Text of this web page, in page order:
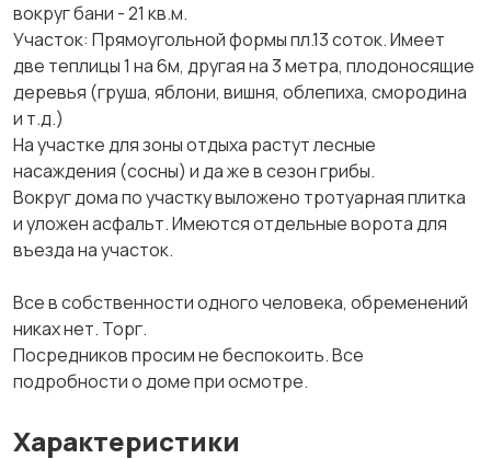
вокруг бани - 21 кв.м.
Участок: Прямоугольной формы пл.13 соток. Имеет
две теплицы 1 на 6м, другая на 3 метра, плодоносящие
деревья (груша, яблони, вишня, облепиха, смородина
и т.д.)
На участке для зоны отдыха растут лесные
насаждения (сосны) и да же в сезон грибы.
Вокруг дома по участку выложено тротуарная плитка
и уложен асфальт. Имеются отдельные ворота для
въезда на участок.
Все в собственности одного человека, обременений
никах нет. Торг.
Посредников просим не беспокоить. Все
подробности о доме при осмотре.
Характеристики